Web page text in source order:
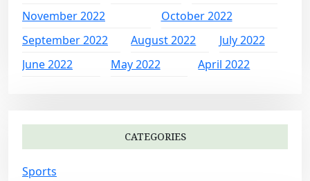
November 2022
October 2022
September 2022
August 2022
July 2022
June 2022
May 2022 April 2022
CATEGORIES
Sports